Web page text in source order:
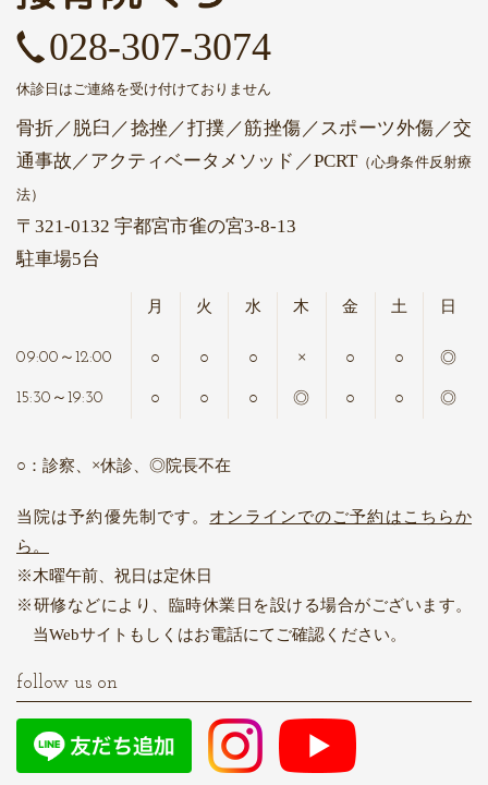
028-307-3074
休診日はご連絡を受け付けておりません
骨折／脱臼／捻挫／打撲／筋挫傷／スポーツ外傷／交
通事故 ／アクティベータメソッド ／PCRT（心身条件反射療
法）
〒321-0132 宇都宮市雀の宮3-8-13
駐車場5台
09:00～12:00
15:30～19:30
月
○
○
火
○
○
水
○
○
木
×
◎
金
○
○
土
○
○
日
◎
◎
○：診察、×休診、◎院長不在
当院は予約優先制です。 オンラインでのご予約はこちらか
ら。
木曜午前、祝日は定休日
研修などにより、臨時休業日を設ける場合がございます。
当Webサイトもしくはお電話にてご確認ください。
follow us on